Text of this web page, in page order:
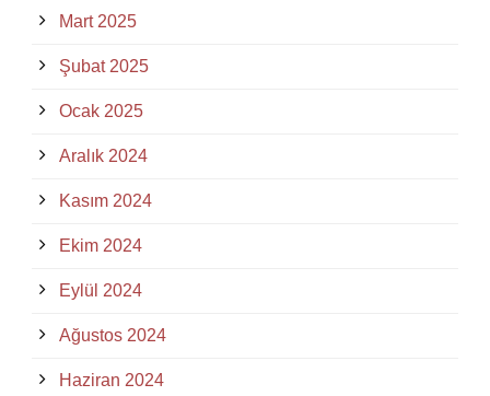
Mart 2025
Şubat 2025
Ocak 2025
Aralık 2024
Kasım 2024
Ekim 2024
Eylül 2024
Ağustos 2024
Haziran 2024